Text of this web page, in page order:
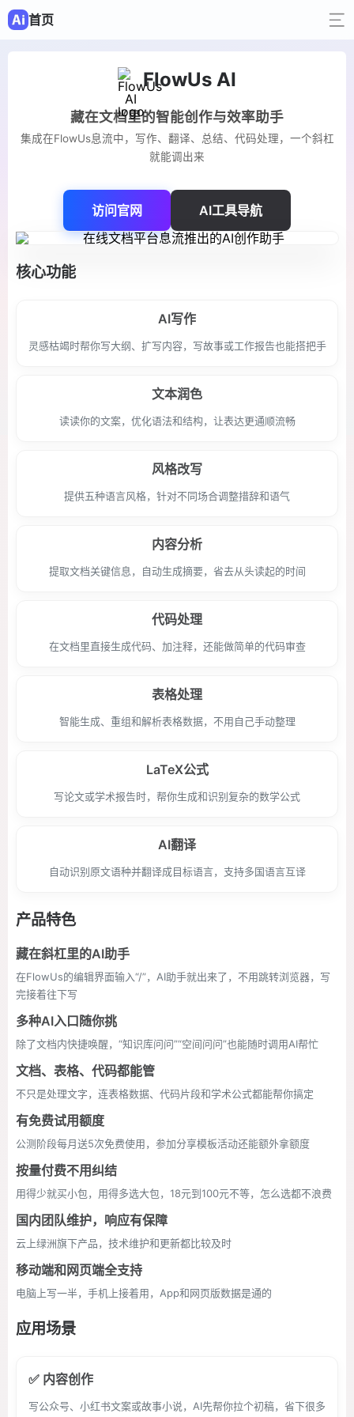
首页
FlowUs AI
藏在文档里的智能创作与效率助手
集成在FlowUs息流中，写作、翻译、总结、代码处理，一个斜杠
就能调出来
访问官网 AI工具导航
核心功能
AI写作
灵感枯竭时帮你写大纲、扩写内容，写故事或工作报告也能搭把手
文本润色
读读你的文案，优化语法和结构，让表达更通顺流畅
风格改写
提供五种语言风格，针对不同场合调整措辞和语气
内容分析
提取文档关键信息，自动生成摘要，省去从头读起的时间
代码处理
在文档里直接生成代码、加注释，还能做简单的代码审查
表格处理
智能生成、重组和解析表格数据，不用自己手动整理
LaTeX公式
写论文或学术报告时，帮你生成和识别复杂的数学公式
AI翻译
自动识别原文语种并翻译成目标语言，支持多国语言互译
产品特色
藏在斜杠里的AI助手
在FlowUs的编辑界面输入“/”，AI助手就出来了，不用跳转浏览器，写
完接着往下写
多种AI入口随你挑
除了文档内快捷唤醒，“知识库问问”“空间问问”也能随时调用AI帮忙
文档、表格、代码都能管
不只是处理文字，连表格数据、代码片段和学术公式都能帮你搞定
有免费试用额度
公测阶段每月送5次免费使用，参加分享模板活动还能额外拿额度
按量付费不用纠结
用得少就买小包，用得多选大包，18元到100元不等，怎么选都不浪费
国内团队维护，响应有保障
云上绿洲旗下产品，技术维护和更新都比较及时
移动端和网页端全支持
电脑上写一半，手机上接着用，App和网页版数据是通的
应用场景
✅ 内容创作
写公众号、小红书文案或故事小说，AI先帮你拉个初稿，省下很多